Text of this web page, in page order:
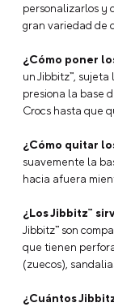
personalizarlos y
gran variedad de
¿Cómo poner
un Jibbitz™,
presiona la base
Crocs hasta que
¿Cómo quitar
suavemente la
hacia afuera
¿Los Jibbitz™
Jibbitz™ son
que tienen
(zuecos),
¿Cuántos